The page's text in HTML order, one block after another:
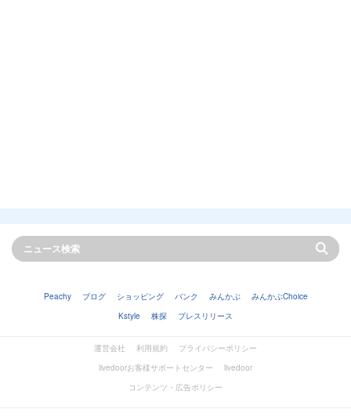
Peachy ブログ ショッピング バンク みんかぶ
みんかぶChoice
Kstyle
株探 プレスリリース
運営会社 利用規約
プライバシーポリシー
livedoorお客様サポートセンター
livedoor
コンテンツ・広告ポリシー